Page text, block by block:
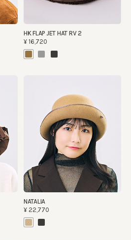
HK FLAP JET HAT RV 2
¥16,720
NATALIA
¥22,770